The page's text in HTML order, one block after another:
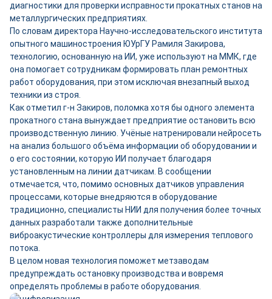
диагностики для проверки исправности прокатных станов на
металлургических предприятиях.
По словам директора Научно-исследовательского института
опытного машиностроения ЮУрГУ Рамиля Закирова,
технологию, основанную на ИИ, уже используют на ММК, где
она помогает сотрудникам формировать план ремонтных
работ оборудования, при этом исключая внезапный выход
техники из строя.
Как отметил г-н Закиров, поломка хотя бы одного элемента
прокатного стана вынуждает предприятие остановить всю
производственную линию. Учёные натренировали нейросеть
на анализ большого объёма информации об оборудовании и
о его состоянии, которую ИИ получает благодаря
установленным на линии датчикам. В сообщении
отмечается, что, помимо основных датчиков управления
процессами, которые внедряются в оборудование
традиционно, специалисты НИИ для получения более точных
данных разработали также дополнительные
виброакустические контроллеры для измерения теплового
потока.
В целом новая технология поможет метзаводам
предупреждать остановку производства и вовремя
определять проблемы в работе оборудования.